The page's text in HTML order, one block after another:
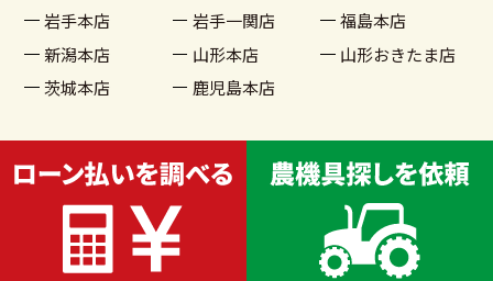
岩手本店
岩手一関店
福島本店
新潟本店
山形本店
山形おきたま店
茨城本店
鹿児島本店
古物商許可番号 宮城県公安委員会許可 第221020002199号
© 2022 農機具買取販売 農家さんの味方